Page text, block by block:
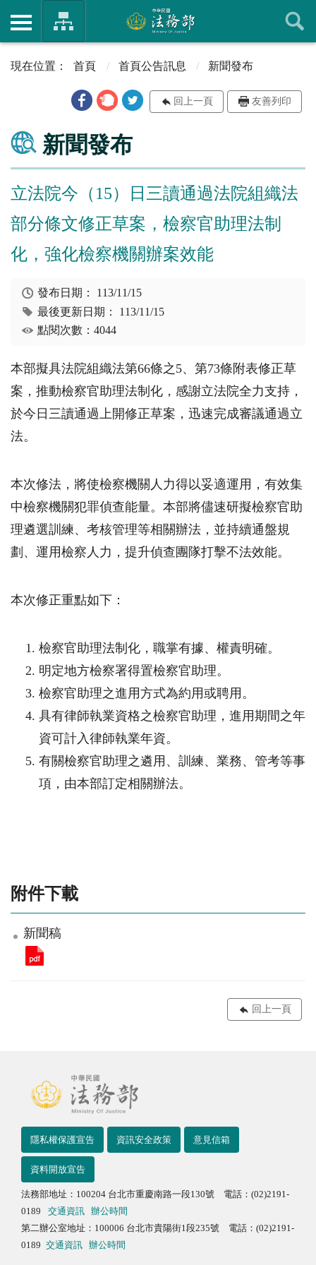
首頁 首頁公告訊息 新聞發布
回上一頁 友善列印
新聞發布
立法院今（15）日三讀通過法院組織法
部分條文修正草案，檢察官助理法制
化，強化檢察機關辦案效能
發布日期： 113/11/15
最後更新日期： 113/11/15
點閱次數：4044
本部擬具法院組織法第66條之5、第73條附表修正草
案，推動檢察官助理法制化，感謝立法院全力支持，
於今日三讀通過上開修正草案，迅速完成審議通過立
法。
本次修法，將使檢察機關人力得以妥適運用，有效集
中檢察機關犯罪偵查能量。本部將儘速研擬檢察官助
理遴選訓練、考核管理等相關辦法，並持續通盤規
劃、運用檢察人力，提升偵查團隊打擊不法效能。
本次修正重點如下：
檢察官助理法制化，職掌有據、權責明確。
明定地方檢察署得置檢察官助理。
檢察官助理之進用方式為約用或聘用。
具有律師執業資格之檢察官助理，進用期間之年
資可計入律師執業年資。
有關檢察官助理之遴用、訓練、業務、管考等事
項，由本部訂定相關辦法。
附件下載
新聞稿
回上一頁
隱私權保護宣告 資訊安全政策 意見信箱
資料開放宣告
法務部地址：100204 台北市重慶南路一段130號 電話：(02)2191-
0189
交通資訊
辦公時間
第二辦公室地址：100006 台北市貴陽街1段235號 電話：(02)2191-
0189 交通資訊 辦公時間